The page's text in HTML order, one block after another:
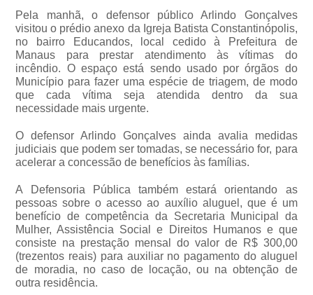
Pela manhã, o defensor público Arlindo Gonçalves
visitou o prédio anexo da Igreja Batista Constantinópolis,
no bairro Educandos, local cedido à Prefeitura de
Manaus para prestar atendimento às vítimas do
incêndio. O espaço está sendo usado por órgãos do
Município para fazer uma espécie de triagem, de modo
que cada vítima seja atendida dentro da sua
necessidade mais urgente.
O defensor Arlindo Gonçalves ainda avalia medidas
judiciais que podem ser tomadas, se necessário for, para
acelerar a concessão de benefícios às famílias.
A Defensoria Pública também estará orientando as
pessoas sobre o acesso ao auxílio aluguel, que é um
benefício de competência da Secretaria Municipal da
Mulher, Assistência Social e Direitos Humanos e que
consiste na prestação mensal do valor de R$ 300,00
(trezentos reais) para auxiliar no pagamento do aluguel
de moradia, no caso de locação, ou na obtenção de
outra residência.